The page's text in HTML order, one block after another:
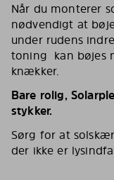
Når du monterer
nødvendigt at
under rudens
toning kan bøjes
knækker.
Bare rolig,
stykker.
Sørg for at
der ikke er